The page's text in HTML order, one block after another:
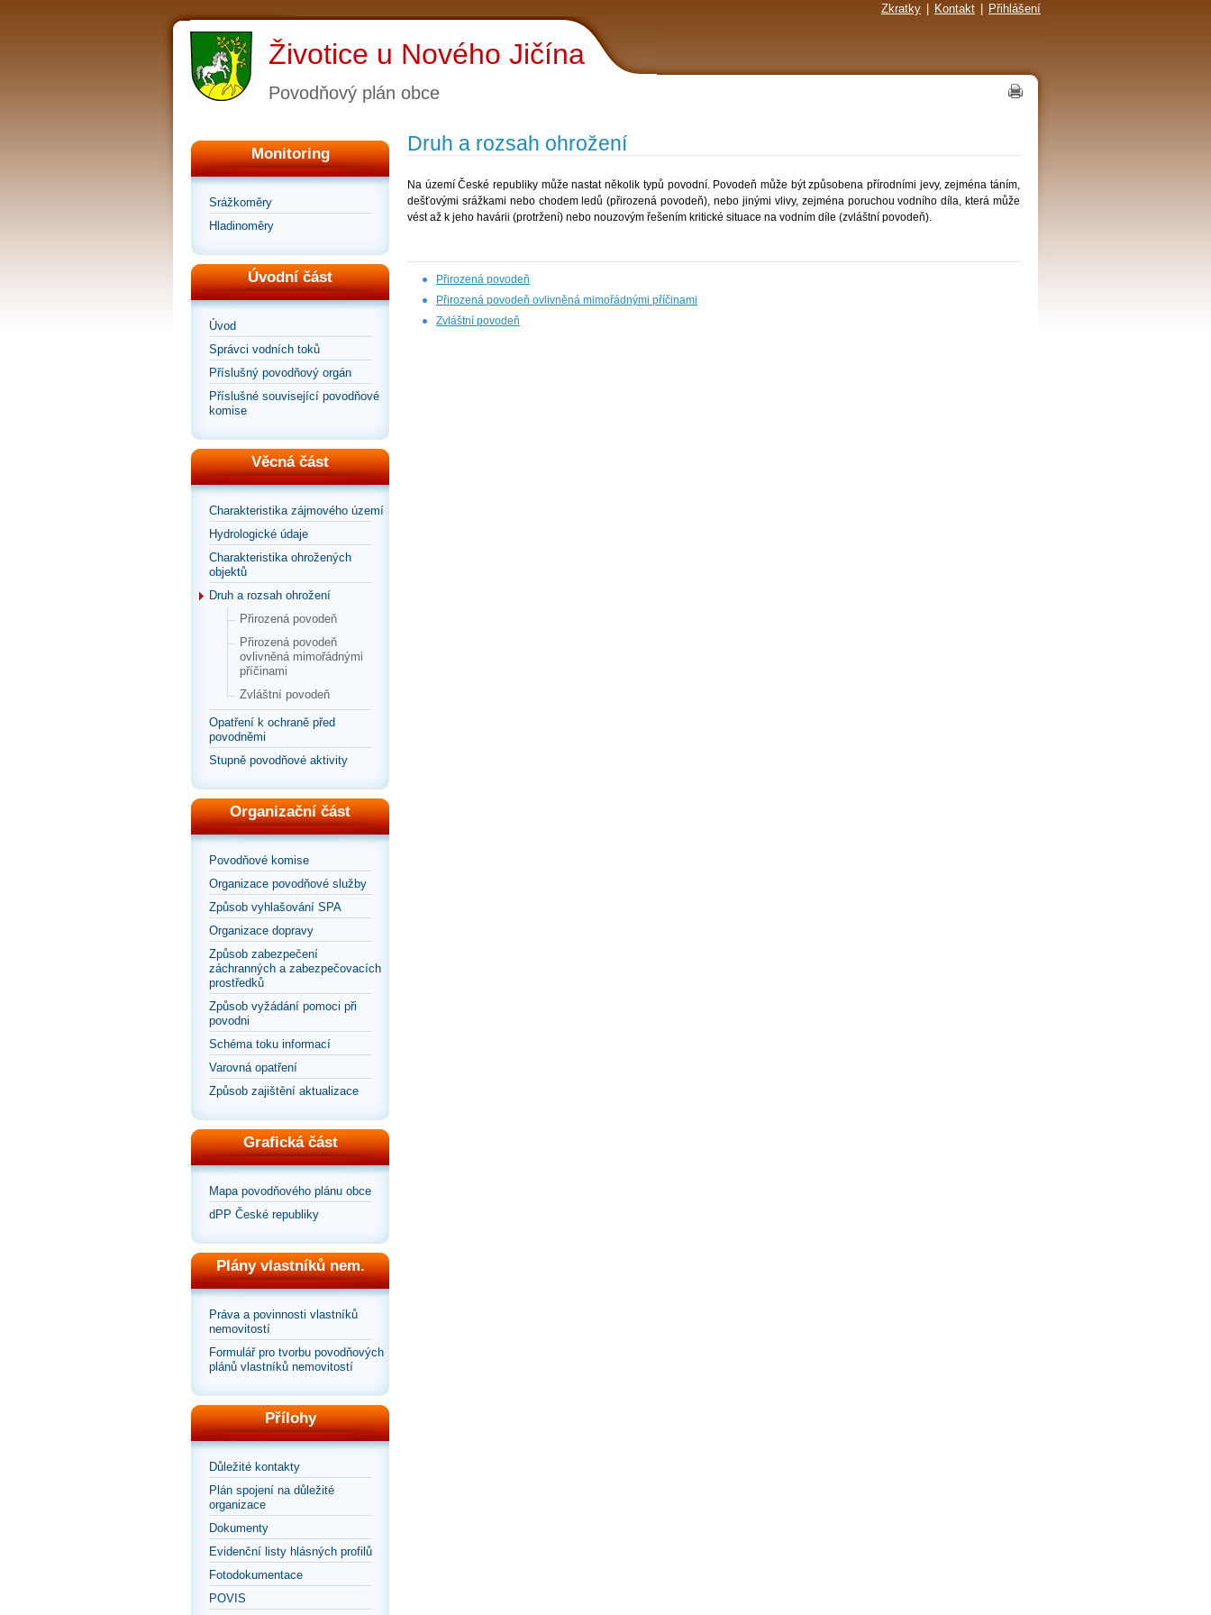
Zkratky Kontakt Přihlášení
Životice u Nového Jičína
Povodňový plán obce
Monitoring
Srážkoměry
Hladinoměry
Úvodní část
Úvod
Správci vodních toků
Příslušný povodňový orgán
Příslušné související povodňové
komise
Věcná část
Charakteristika zájmového území
Hydrologické údaje
Charakteristika ohrožených
objektů
Druh a rozsah ohrožení
Přirozená povodeň
Přirozená povodeň
ovlivněná mimořádnými
příčinami
Zvláštní povodeň
Opatření k ochraně před
povodněmi
Stupně povodňové aktivity
Organizační část
Povodňové komise
Organizace povodňové služby
Způsob vyhlašování SPA
Organizace dopravy
Způsob zabezpečení
záchranných a zabezpečovacích
prostředků
Způsob vyžádání pomoci při
povodni
Schéma toku informací
Varovná opatření
Způsob zajištění aktualizace
Grafická část
Mapa povodňového plánu obce
dPP České republiky
Plány vlastníků nem.
Práva a povinnosti vlastníků
nemovitostí
Formulář pro tvorbu povodňových
plánů vlastníků nemovitostí
Přílohy
Důležité kontakty
Plán spojení na důležité
organizace
Dokumenty
Evidenční listy hlásných profilů
Fotodokumentace
POVIS
Druh a rozsah ohrožení
Na území České republiky může nastat několik typů povodní. Povodeň může být způsobena přírodními jevy, zejména táním,
dešťovými srážkami nebo chodem ledů (přirozená povodeň), nebo jinými vlivy, zejména poruchou vodního díla, která může
vést až k jeho havárii (protržení) nebo nouzovým řešením kritické situace na vodním díle (zvláštní povodeň).
Přirozená povodeň
Přirozená povodeň ovlivněná mimořádnými příčinami
Zvláštní povodeň